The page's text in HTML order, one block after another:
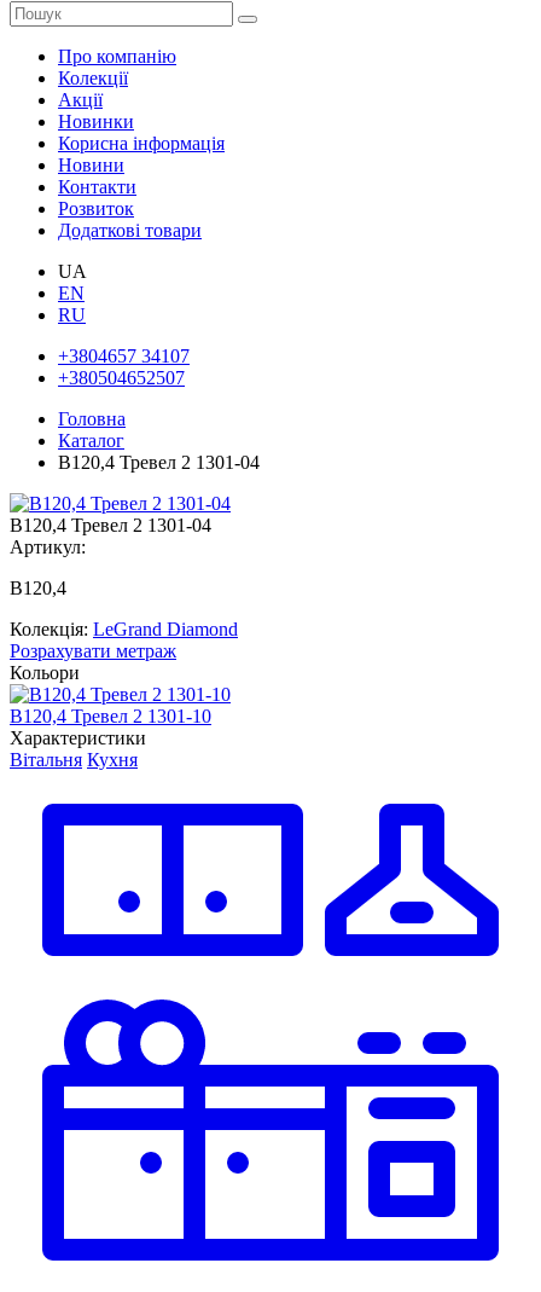
Про компанію
Колекції
Акції
Новинки
Корисна інформація
Новини
Контакти
Розвиток
Додаткові товари
UA
EN
RU
+3804657 34107
+380504652507
Головна
Каталог
В120,4 Тревел 2 1301-04
В120,4 Тревел 2 1301-04
Артикул:
В120,4
Колекція: LeGrand Diamond
Розрахувати метраж
Кольори
В120,4 Тревел 2 1301-10
Характеристики
Вітальня Кухня